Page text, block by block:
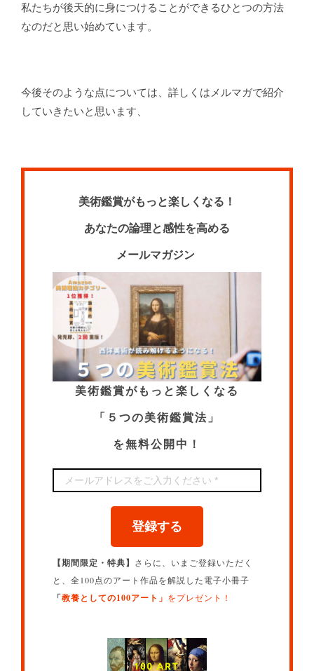
私たちが後天的に身につけることができるひとつの方法
なのだと思い始めています。
今後そのような点については、詳しくはメルマガで紹介
していきたいと思います、
美術鑑賞がもっと楽しくなる！
あなたの論理と感性を高める
メールマガジン
美術鑑賞がもっと楽しくなる
「５つの美術鑑賞法」
を無料公開中！
登録する
【期間限定・特典】 さらに、いまご登録いただく
と、全100点のアート作品を解説した電子小冊子
「教養としての100アート」 をプレゼント！